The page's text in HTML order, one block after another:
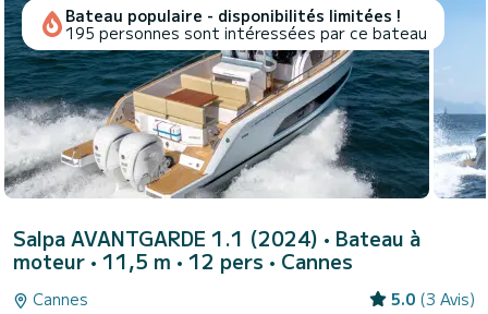
Bateau populaire - disponibilités limitées !
195 personnes sont intéressées par ce bateau
Salpa AVANTGARDE 1.1 (2024) • Bateau à
moteur • 11,5 m • 12 pers • Cannes
Cannes 5.0 (3 Avis)